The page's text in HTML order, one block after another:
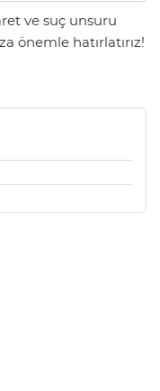
ve suç unsuru
önemle hatırlatırız!